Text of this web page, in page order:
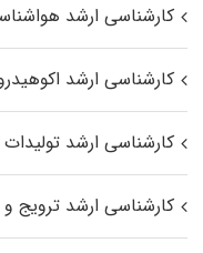
کارشناسی ارشد
کارشناسی ارشد
کارشناسی ارشد
کارشناسی ارشد ترویج